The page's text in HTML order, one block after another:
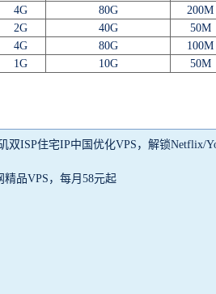
4G 80G 200M
2G 40G 50M
4G 80G 100M
1G 10G 50M
ISP住宅IP中国优化VPS，解锁Netflix/
精品VPS，每月58元起